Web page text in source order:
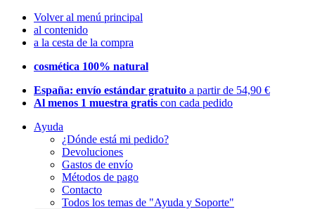
Volver al menú principal
al contenido
a la cesta de la compra
cosmética 100% natural
España: envío estándar gratuito a partir de 54,90 €
Al menos 1 muestra gratis con cada pedido
Ayuda
¿Dónde está mi pedido?
Devoluciones
Gastos de envío
Métodos de pago
Contacto
Todos los temas de "Ayuda y Soporte"